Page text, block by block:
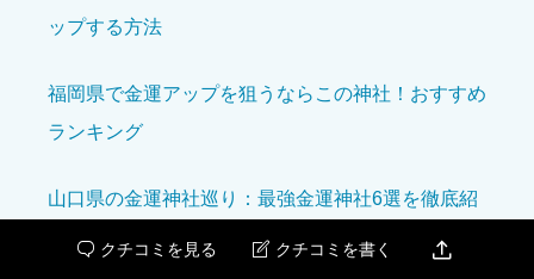
星の数をお選びください 
ップする方法
福岡県で金運アップを狙うならこの神社！おすすめ
ランキング
山口県の金運神社巡り：最強金運神社6選を徹底紹
 クチコミを見る  クチコミを書く 